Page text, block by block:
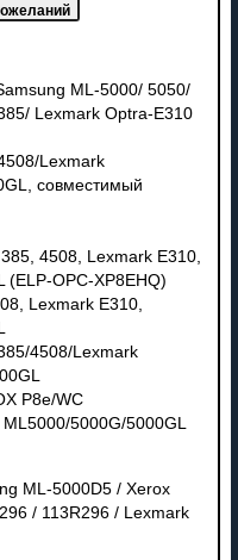
ML-5000/ 5050/
Lexmark Optra-E310
Lexmark
совместимый
4508, Lexmark E310,
(ELP-OPC-XP8EHQ)
Lexmark Е310,
4508/Lexmark
P8e/WC
5000G/5000GL
ML-5000D5 / Xerox
/ 113R296 / Lexmark